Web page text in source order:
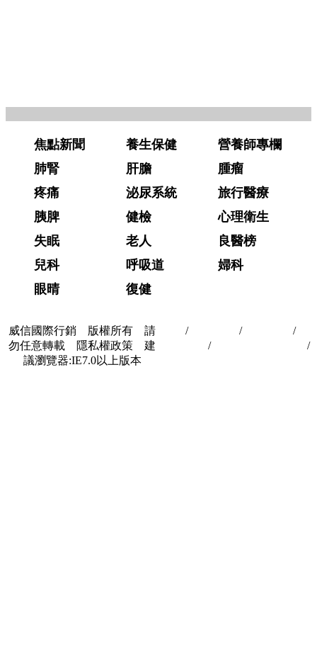
焦點新聞 養生保健
營養師專欄
肺腎
肝膽
腫瘤
疼痛
泌尿系統
旅行醫療
胰脾
健檢
心理衛生
失眠
老人
良醫榜
兒科
呼吸道
婦科
眼晴
復健
威信國際行銷 版權所有 請
勿任意轉載 隱私權政策 建
議瀏覽器:IE7.0以上版本
/ / /
/
/